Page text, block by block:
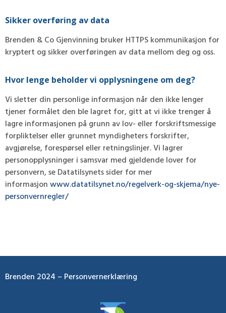
Sikker overføring av data
Brenden & Co Gjenvinning bruker HTTPS kommunikasjon for
kryptert og sikker overføringen av data mellom deg og oss.
Hvor lenge beholder vi opplysningene om deg?
Vi sletter din personlige informasjon når den ikke lenger
tjener formålet den ble lagret for, gitt at vi ikke trenger å
lagre informasjonen på grunn av lov- eller forskriftsmessige
forpliktelser eller grunnet myndigheters forskrifter,
avgjørelse, forespørsel eller retningslinjer. Vi lagrer
personopplysninger i samsvar med gjeldende lover for
personvern, se Datatilsynets sider for mer
informasjonwww.datatilsynet.no/regelverk-og-skjema/nye-
personvernregler/
Brenden 2024 – Personvernerklæring